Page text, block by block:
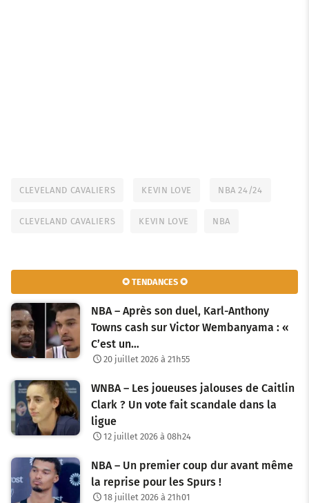
CLEVELAND CAVALIERS KEVIN LOVE NBA 24/24
CLEVELAND CAVALIERS KEVIN LOVE NBA
✪ TENDANCES ✪
NBA – Après son duel, Karl-Anthony
Towns cash sur Victor Wembanyama : «
C’est un…
20 juillet 2026 à 21h55
WNBA – Les joueuses jalouses de Caitlin
Clark ? Un vote fait scandale dans la
ligue
12 juillet 2026 à 08h24
NBA – Un premier coup dur avant même
la reprise pour les Spurs !
18 juillet 2026 à 21h01